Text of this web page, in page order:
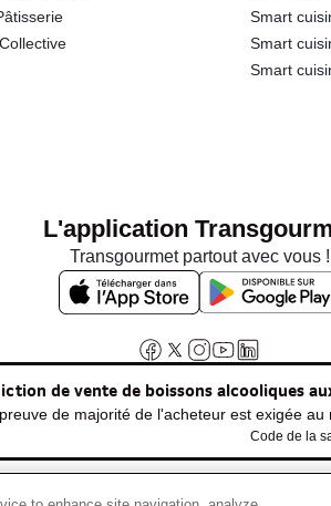
Smart
Smart
Smart
L'application
Transgourmet partout avec vous !
de vente de boissons alcooliques
de majorité de l'acheteur est exigée au
Code de la